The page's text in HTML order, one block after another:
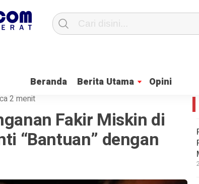
Beranda Berita Utama Opini
Penjelasan, Anggota DPRD Enie Widhiastuti Ketua Fraksi
2 menit
Fakir Miskin di
“Bantuan” dengan